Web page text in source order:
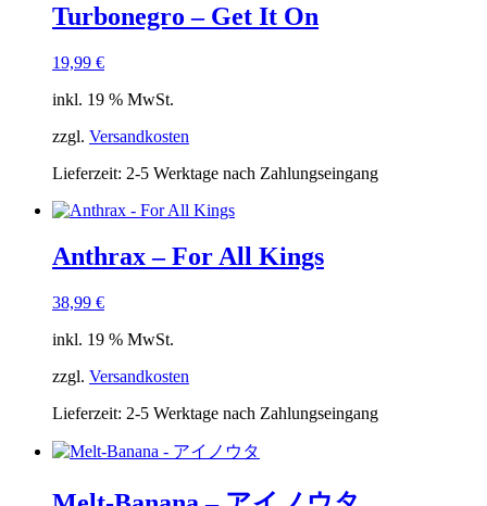
Turbonegro – Get It On
19,99 €
inkl. 19 % MwSt.
zzgl. Versandkosten
Lieferzeit: 2-5 Werktage nach Zahlungseingang
Anthrax – For All Kings
38,99 €
inkl. 19 % MwSt.
zzgl. Versandkosten
Lieferzeit: 2-5 Werktage nach Zahlungseingang